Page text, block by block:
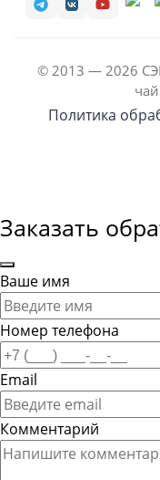
© 2013 — 2026
Политика
Заказать
Ваше имя
Номер телефона
Email
Комментарий